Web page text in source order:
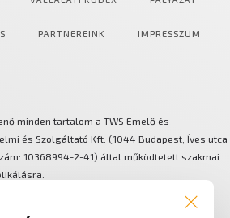
PARTNEREINK IMPRESSZUM
minden tartalom a TWS Emelő és
és Szolgáltató Kft. (1044 Budapest, Íves utca
10368994-2-41) által működtetett szakmai
integráló anyagmozgatási és